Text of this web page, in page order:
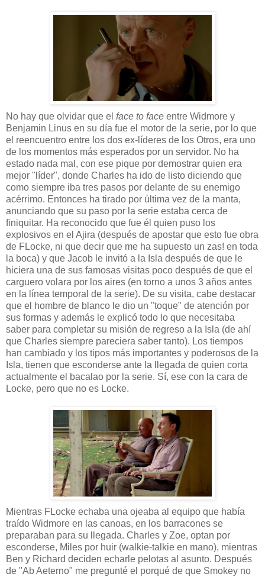
No hay que olvidar que el face to face entre Widmore y
Benjamin Linus en su día fue el motor de la serie, por lo que
el reencuentro entre los dos ex-líderes de los Otros, era uno
de los momentos más esperados por un servidor. No ha
estado nada mal, con ese pique por demostrar quien era
mejor "líder", donde Charles ha ido de listo diciendo que
como siempre iba tres pasos por delante de su enemigo
acérrimo. Entonces ha tirado por última vez de la manta,
anunciando que su paso por la serie estaba cerca de
finiquitar. Ha reconocido que fue él quien puso los
explosivos en el Ajira (después de apostar que esto fue obra
de FLocke, ni que decir que me ha supuesto un zas! en toda
la boca) y que Jacob le invitó a la Isla después de que le
hiciera una de sus famosas visitas poco después de que el
carguero volara por los aires (en torno a unos 3 años antes
en la línea temporal de la serie). De su visita, cabe destacar
que el hombre de blanco le dio un "toque" de atención por
sus formas y además le explicó todo lo que necesitaba
saber para completar su misión de regreso a la Isla (de ahí
que Charles siempre pareciera saber tanto). Los tiempos
han cambiado y los tipos más importantes y poderosos de la
Isla, tienen que esconderse ante la llegada de quien corta
actualmente el bacalao por la serie. Sí, ese con la cara de
Locke, pero que no es Locke.
Mientras FLocke echaba una ojeaba al equipo que había
traído Widmore en las canoas, en los barracones se
preparaban para su llegada. Charles y Zoe, optan por
esconderse, Miles por huir (walkie-talkie en mano), mientras
Ben y Richard deciden echarle pelotas al asunto. Después
de "Ab Aeterno" me pregunté el porqué de que Smokey no